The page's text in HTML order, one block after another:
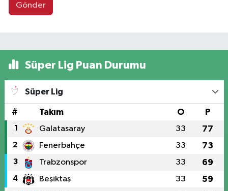
Gönder
Süper Lig Puan Durumu
Süper Lig
# Takım O P
1 Galatasaray 33 77
2 Fenerbahçe 33 73
3 Trabzonspor 33 69
4 Beşiktaş 33 59